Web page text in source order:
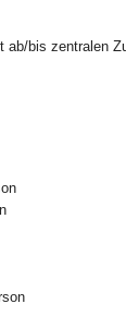
ab/bis zentralen